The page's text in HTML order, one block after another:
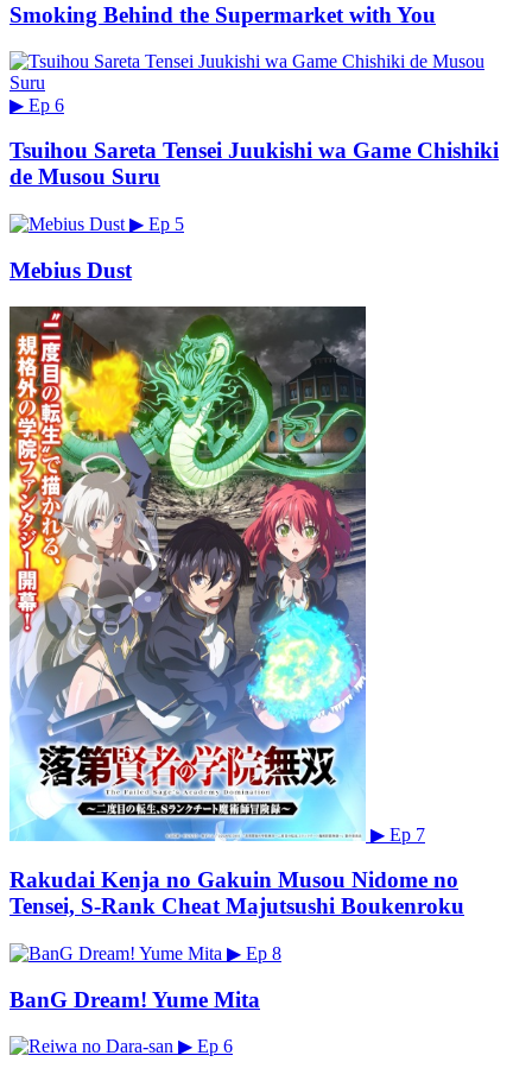
Smoking Behind the Supermarket with You
▶ Ep 6
Tsuihou Sareta Tensei Juukishi wa Game Chishiki
de Musou Suru
▶ Ep 5
Mebius Dust
▶ Ep 7
Rakudai Kenja no Gakuin Musou Nidome no
Tensei, S-Rank Cheat Majutsushi Boukenroku
▶ Ep 8
BanG Dream! Yume Mita
▶ Ep 6